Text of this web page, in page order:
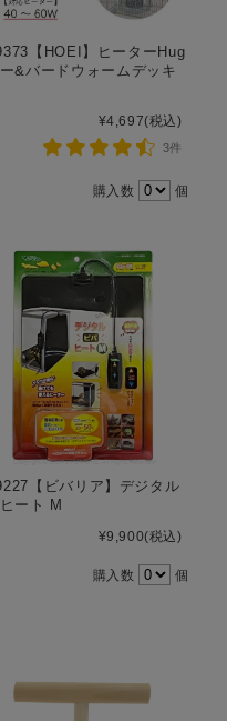
【HOEI】ヒーターHug
&バードウォームデッキ
¥4,697(税込)
3件
購入数 個
【ビバリア】デジタル
ート M
¥9,900(税込)
購入数 個